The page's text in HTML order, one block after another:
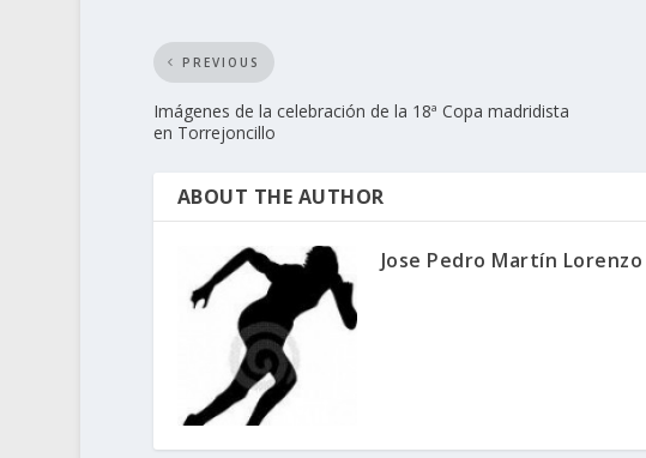
PREVIOUS
Imágenes de la celebración de la 18ª Copa madridista
en Torrejoncillo
ABOUT THE AUTHOR
Jose Pedro Martín Lorenzo